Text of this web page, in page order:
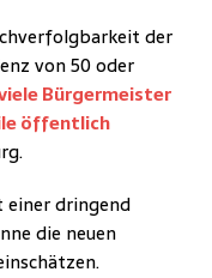
der
von 50 oder
Bürgermeister
öffentlich
einer dringend
die neuen